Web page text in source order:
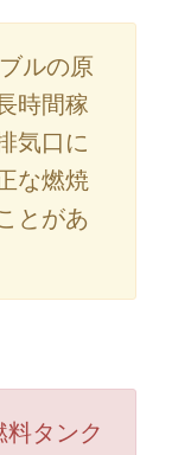
ルの原
時間稼
気口に
な燃焼
とがあ
タンク